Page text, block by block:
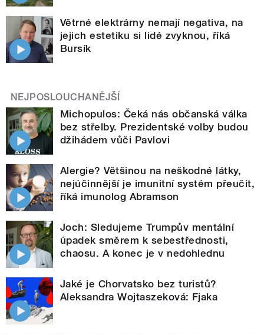
Větrné elektrárny nemají negativa, na
jejich estetiku si lidé zvyknou, říká
Bursík
NEJPOSLOUCHANĚJŠÍ
Michopulos: Čeká nás občanská válka
bez střelby. Prezidentské volby budou
džihádem vůči Pavlovi
Alergie? Většinou na neškodné látky,
nejúčinnější je imunitní systém přeučit,
říká imunolog Abramson
Joch: Sledujeme Trumpův mentální
úpadek směrem k sebestřednosti,
chaosu. A konec je v nedohlednu
Jaké je Chorvatsko bez turistů?
Aleksandra Wojtaszeková: Fjaka